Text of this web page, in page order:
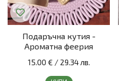
Подаръчна кутия -
Ароматна феерия
15.00 € / 29.34 лв.